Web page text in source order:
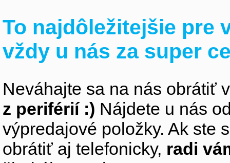
To najdôležitejšie pre
vždy u nás za super
Neváhajte sa na nás obrátiť
z periférií :) Nájdete u nás
výpredajové položky. Ak ste
obrátiť aj telefonicky, radi